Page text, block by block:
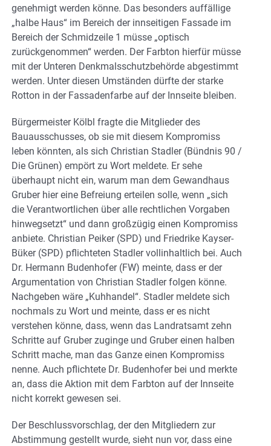
genehmigt werden könne. Das besonders auffällige
„halbe Haus“ im Bereich der innseitigen Fassade im
Bereich der Schmidzeile 1 müsse „optisch
zurückgenommen“ werden. Der Farbton hierfür müsse
mit der Unteren Denkmalsschutzbehörde abgestimmt
werden. Unter diesen Umständen dürfte der starke
Rotton in der Fassadenfarbe auf der Innseite bleiben.
Bürgermeister Kölbl fragte die Mitglieder des
Bauausschusses, ob sie mit diesem Kompromiss
leben könnten, als sich Christian Stadler (Bündnis 90 /
Die Grünen) empört zu Wort meldete. Er sehe
überhaupt nicht ein, warum man dem Gewandhaus
Gruber hier eine Befreiung erteilen solle, wenn „sich
die Verantwortlichen über alle rechtlichen Vorgaben
hinwegsetzt“ und dann großzügig einen Kompromiss
anbiete. Christian Peiker (SPD) und Friedrike Kayser-
Büker (SPD) pflichteten Stadler vollinhaltlich bei. Auch
Dr. Hermann Budenhofer (FW) meinte, dass er der
Argumentation von Christian Stadler folgen könne.
Nachgeben wäre „Kuhhandel“. Stadler meldete sich
nochmals zu Wort und meinte, dass er es nicht
verstehen könne, dass, wenn das Landratsamt zehn
Schritte auf Gruber zuginge und Gruber einen halben
Schritt mache, man das Ganze einen Kompromiss
nenne. Auch pflichtete Dr. Budenhofer bei und merkte
an, dass die Aktion mit dem Farbton auf der Innseite
nicht korrekt gewesen sei.
Der Beschlussvorschlag, der den Mitgliedern zur
Abstimmung gestellt wurde, sieht nun vor, dass eine